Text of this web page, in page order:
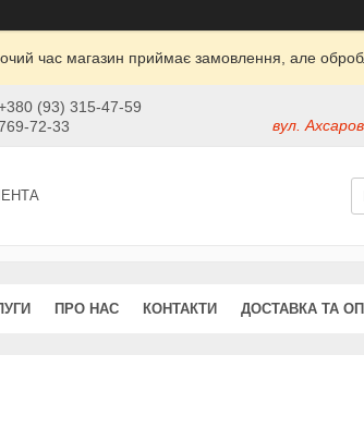
час магазин приймає замовлення, але
(93) 315-47-59
72-33
вул.
ПРО НАС КОНТАКТИ ДОСТАВКА ТА